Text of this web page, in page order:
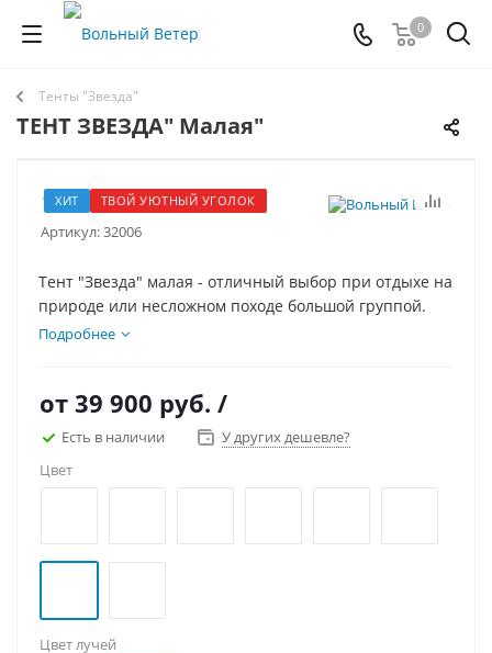
0
Тенты "Звезда"
ТЕНТ ЗВЕЗДА" Малая"
ХИТ ТВОЙ УЮТНЫЙ УГОЛОК
27
Артикул:32006
Тент "Звезда" малая - отличный выбор при отдыхе на
природе или несложном походе большой группой.
Подробнее
от 39 900 руб. /
Есть в наличии
У других дешевле?
Цвет
Цвет лучей